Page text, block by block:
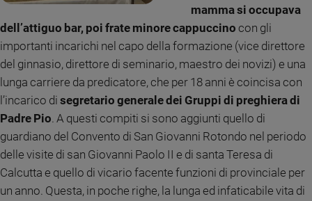
valori
Ambiente
e
Creato
Volontariato
Diritti
Aziende
valore
Caso
della
settimana
mamma si occupava
dell’attiguo bar, poi frate minore cappuccino con gli
importanti incarichi nel capo della formazione (vice direttore
del ginnasio, direttore di seminario, maestro dei novizi) e una
lunga carriere da predicatore, che per 18 anni è coincisa con
l’incarico di segretario generale dei Gruppi di preghiera di
Padre Pio. A questi compiti si sono aggiunti quello di
guardiano del Convento di San Giovanni Rotondo nel periodo
delle visite di san Giovanni Paolo II e di santa Teresa di
Calcutta e quello di vicario facente funzioni di provinciale per
un anno. Questa, in poche righe, la lunga ed infaticabile vita di